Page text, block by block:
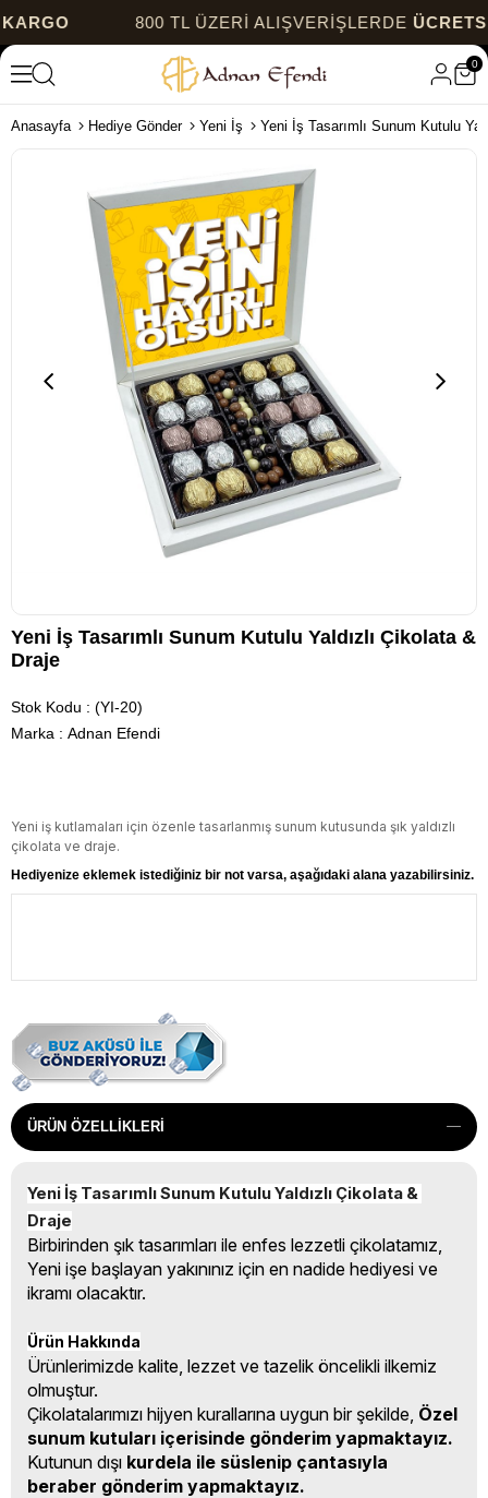
800 TL ÜZERİ ALIŞVERİŞLERDEÜCRETSİZ
0
Anasayfa Hediye Gönder Yeni İş Yeni İş Tasarımlı Sunum Kutulu
Yeni İş Tasarımlı Sunum Kutulu Yaldızlı Çikolata &
Draje
Stok Kodu
(YI-20)
Marka : Adnan Efendi
Yeni iş kutlamaları için özenle tasarlanmış sunum kutusunda şık yaldızlı
çikolata ve draje.
Hediyenize eklemek istediğiniz bir not varsa, aşağıdaki alana yazabilirsiniz.
ÜRÜN ÖZELLIKLERI
Yeni İş Tasarımlı Sunum Kutulu Yaldızlı Çikolata &
Draje
Birbirinden şık tasarımları ile enfes lezzetli çikolatamız,
Yeni işe başlayan yakınınız için en nadide hediyesi ve
ikramı olacaktır.
Ürün Hakkında
Ürünlerimizde kalite, lezzet ve tazelik öncelikli ilkemiz
olmuştur.
Çikolatalarımızı hijyen kurallarına uygun bir şekilde, Özel
sunum kutuları içerisinde gönderim yapmaktayız.
Kutunun dışı kurdela ile süslenip çantasıyla
beraber gönderim yapmaktayız.